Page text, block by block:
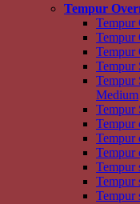
Tempur
Tempur
Tempur
Tempur
Tempur
Tempur
Medium
Tempur
Tempur
Tempur
Tempur
Tempur
Tempur
Tempur